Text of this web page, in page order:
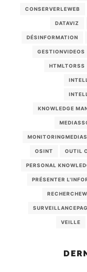
CONSERVERLEWEB
DATAVIZ
DÉSINFORMATION
GESTIONVIDEOS
HTMLTORSS
KNOWLEDGE
OSINT OUTIL
PERSONAL
PRÉSENTER
VEILLE